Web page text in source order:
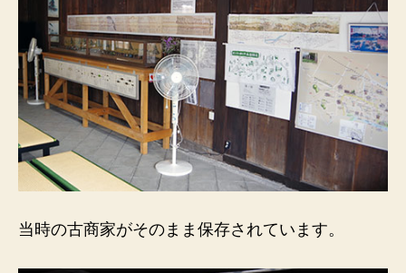
当時の古商家がそのまま保存されています。